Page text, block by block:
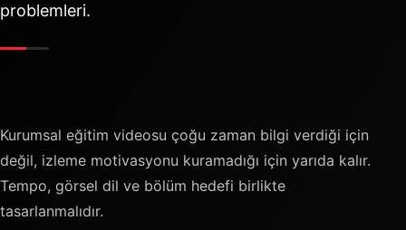
problemleri.
Kurumsal eğitim videosu çoğu zaman bilgi verdiği için
değil, izleme motivasyonu kuramadığı için yarıda kalır.
Tempo, görsel dil ve bölüm hedefi birlikte
tasarlanmalıdır.